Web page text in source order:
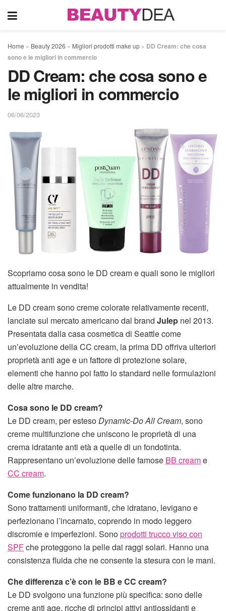
Home » Beauty 2026 » Migliori prodotti make up » DD Cream: che cosa
sono e le migliori in commercio
DD Cream: che cosa sono e
le migliori in commercio
06/06/2023
Scopriamo cosa sono le DD cream e quali sono le migliori
attualmente in vendita!
Le DD cream sono creme colorate relativamente recenti,
lanciate sul mercato americano dal brand Julep nel 2013.
Presentata dalla casa cosmetica di Seattle come
un’evoluzione della CC cream, la prima DD offriva ulteriori
proprietà anti age e un fattore di protezione solare,
elementi che hanno poi fatto lo standard nelle formulazioni
delle altre marche.
Cosa sono le DD cream?
Le DD cream, per esteso Dynamic-Do All Cream, sono
creme multifunzione che uniscono le proprietà di una
crema idratante anti età a quelle di un fondotinta.
Rappresentano un’evoluzione delle famose BB creame
CC cream.
Come funzionano la DD cream?
Sono trattamenti uniformanti, che idratano, levigano e
perfezionano l’incarnato, coprendo in modo leggero
discromie e imperfezioni. Sonoprodotti trucco viso con
SPFche proteggono la pelle dai raggi solari. Hanno una
consistenza fluida che ne consente la stesura con le mani.
Che differenza c’è con le BB e CC cream?
Le DD svolgono una funzione più specifica: sono delle
creme anti age, ricche di principi attivi antiossidanti e